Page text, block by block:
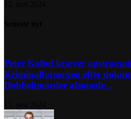
Peter Kofod kræver
Kriminalforsorgen efter
Dobbeltmorder afsonede...